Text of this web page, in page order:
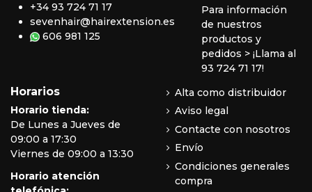
+34 93 724 71 17
sevenhair@hairextension.es
606 981 125
Para información
de nuestros
productos y
pedidos > ¡Llama al
93 724 71 17!
Horarios
Horario tienda:
De Lunes a Jueves de
09:00 a 17:30
Viernes de 09:00 a 13:30
Horario atención
Alta como distribuidor
Aviso legal
Contacte con nosotros
Envío
Condiciones generales
compra